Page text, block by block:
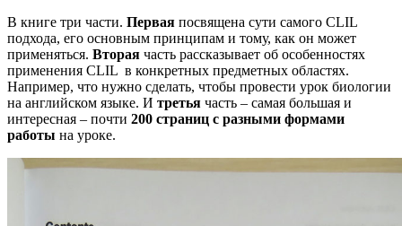
В книге три части. Первая посвящена сути самого CLIL
подхода, его основным принципам и тому, как он может
применяться. Вторая часть рассказывает об особенностях
применения CLIL в конкретных предметных областях.
Например, что нужно сделать, чтобы провести урок биологии
на английском языке. И третья часть – самая большая и
интересная – почти 200 страниц с разными формами
работы на уроке.